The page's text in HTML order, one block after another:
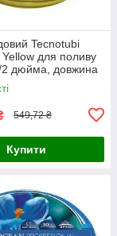
Tecnotubi
для поливу
2 дюйма, довжина
2 20)
549,72 ₴
Купити